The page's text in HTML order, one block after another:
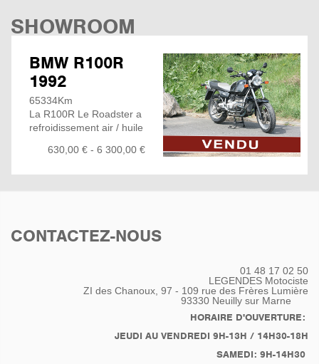
SHOWROOM
BMW R100R
1992
65334Km
La R100R Le Roadster a
refroidissement air / huile
marque Bavaroise, qui
anciennes séries. et
années : la position de
à plat et, en prime, la
630,00 € - 6 300,00 €
CONTACTEZ-NOUS
01 48 17 02 50
LEGENDES Motociste
ZI des Chanoux, 97 - 109 rue des Frères Lumière
93330 Neuilly sur Marne
HORAIRE D'OUVERTURE:
JEUDI AU VENDREDI 9H-13H / 14H30-18H
SAMEDI: 9H-14H30